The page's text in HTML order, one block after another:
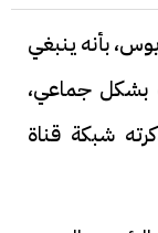
بأنه ينبغي
بشكل جماعي،
شبكة قناة